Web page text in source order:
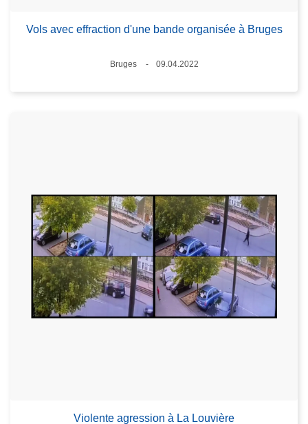
Vols avec effraction d'une bande organisée à Bruges
Lieux
Bruges
09.04.2022
Violente agression à La Louvière